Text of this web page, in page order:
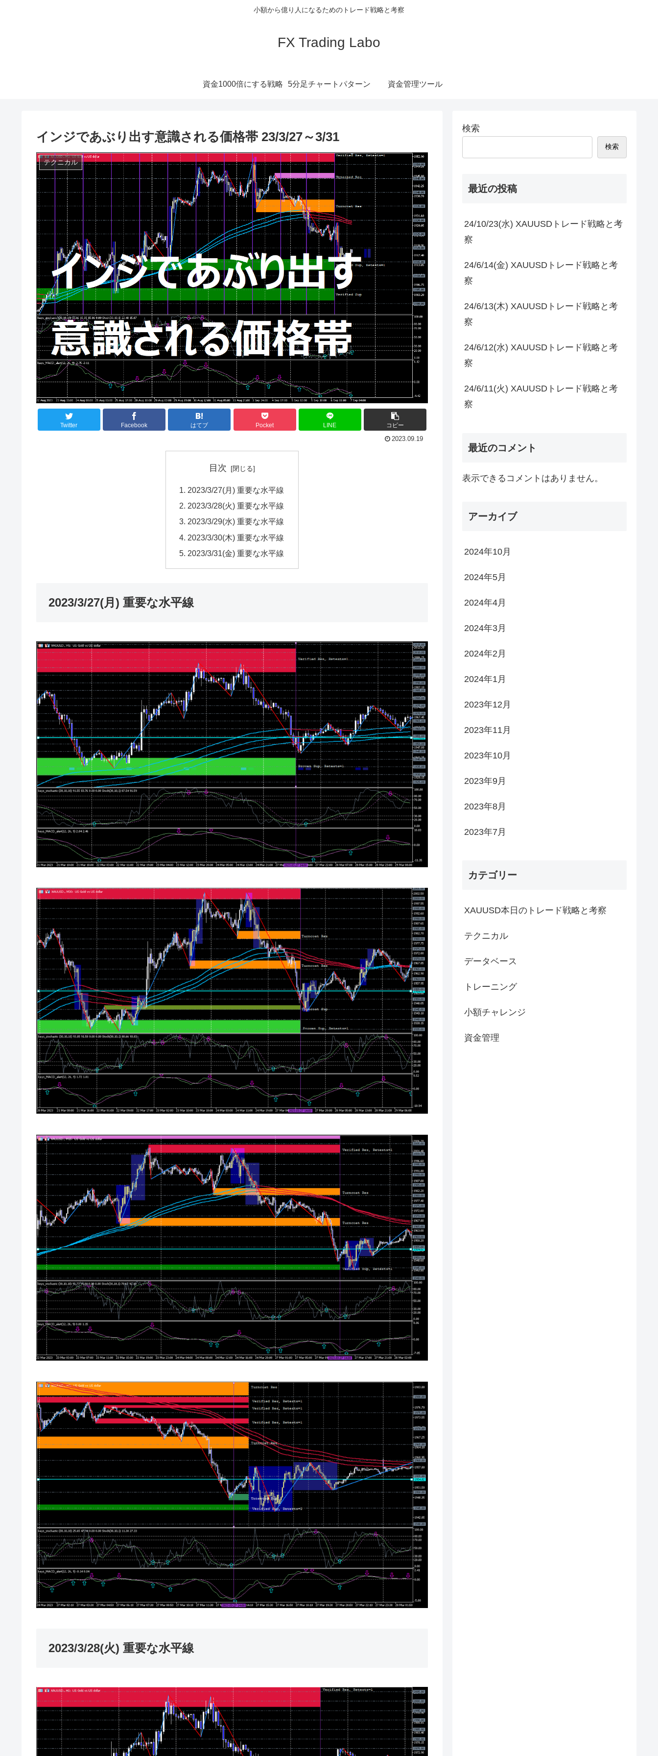
小額から億り人になるためのトレード戦略と考察
FX Trading Labo
資金1000倍にする戦略 5分足チャートパターン 資金管理ツール
インジであぶり出す意識される価格帯 23/3/27～3/31
テクニカル
Twitter Facebook はてブ Pocket LINE コピー
2023.09.19
目次
2023/3/27(月) 重要な水平線
2023/3/28(火) 重要な水平線
2023/3/29(水) 重要な水平線
2023/3/30(木) 重要な水平線
2023/3/31(金) 重要な水平線
2023/3/27(月) 重要な水平線
2023/3/28(火) 重要な水平線
検索
検索
最近の投稿
24/10/23(水) XAUUSDトレード戦略と考
察
24/6/14(金) XAUUSDトレード戦略と考
察
24/6/13(木) XAUUSDトレード戦略と考
察
24/6/12(水) XAUUSDトレード戦略と考
察
24/6/11(火) XAUUSDトレード戦略と考
察
最近のコメント
表示できるコメントはありません。
アーカイブ
2024年10月
2024年5月
2024年4月
2024年3月
2024年2月
2024年1月
2023年12月
2023年11月
2023年10月
2023年9月
2023年8月
2023年7月
カテゴリー
XAUUSD本日のトレード戦略と考察
テクニカル
データベース
トレーニング
小額チャレンジ
資金管理